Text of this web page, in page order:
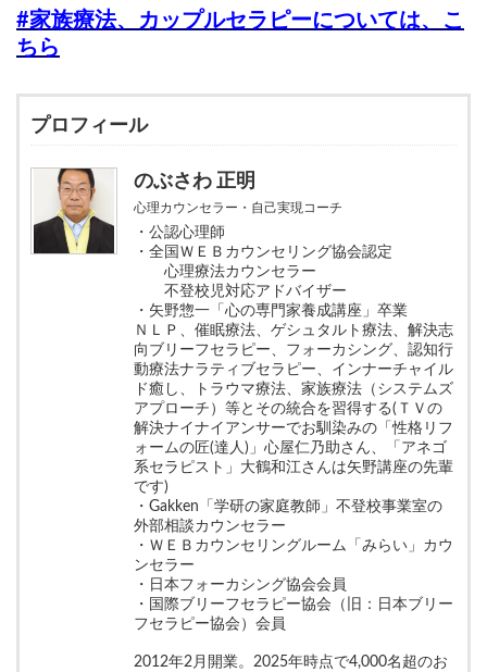
#家族療法、カップルセラピーについては、こ
ちら
プロフィール
のぶさわ 正明
心理カウンセラー・自己実現コーチ
・公認心理師
・全国ＷＥＢカウンセリング協会認定
心理療法カウンセラー
不登校児対応アドバイザー
・矢野惣一「心の専門家養成講座」卒業
ＮＬＰ、催眠療法、ゲシュタルト療法、解決志
向ブリーフセラピー、フォーカシング、認知行
動療法ナラティブセラピー、インナーチャイル
ド癒し、トラウマ療法、家族療法（システムズ
アプローチ）等とその統合を習得する(ＴＶの
解決ナイナイアンサーでお馴染みの「性格リフ
ォームの匠(達人)」心屋仁乃助さん、「アネゴ
系セラピスト」大鶴和江さんは矢野講座の先輩
です)
・Gakken「学研の家庭教師」不登校事業室の
外部相談カウンセラー
・ＷＥＢカウンセリングルーム「みらい」カウ
ンセラー
・日本フォーカシング協会会員
・国際ブリーフセラピー協会（旧：日本ブリー
フセラピー協会）会員
2012年2月開業。2025年時点で4,000名超のお